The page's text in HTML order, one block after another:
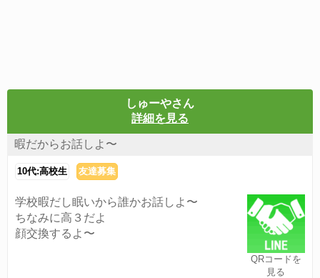
しゅーやさん
詳細を見る
暇だからお話しよ〜
10代:高校生 友達募集
QRコードを
見る
学校暇だし眠いから誰かお話しよ〜
ちなみに高３だよ
顔交換するよ〜